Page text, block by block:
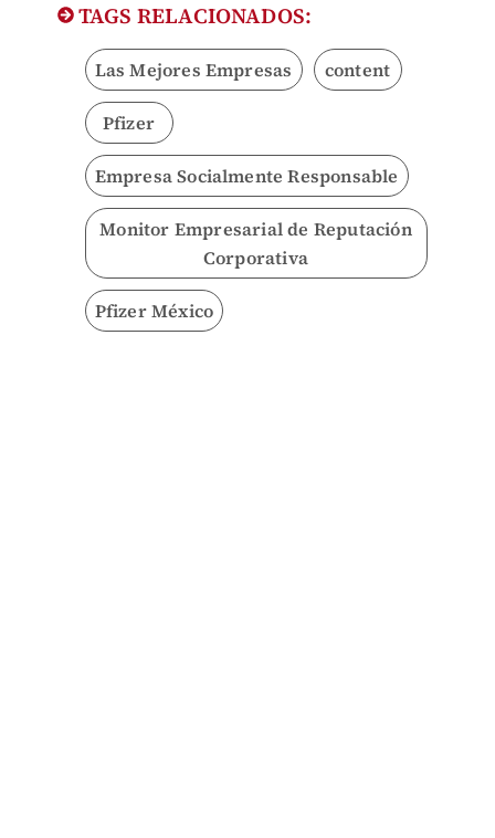
TAGS RELACIONADOS:
Las Mejores Empresas content
Pfizer
Empresa Socialmente Responsable
Monitor Empresarial de Reputación
Corporativa
Pfizer México